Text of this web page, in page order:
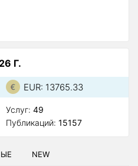
Г.
EUR: 13765.33
Услуг: 49
Публикаций: 15157
NEW